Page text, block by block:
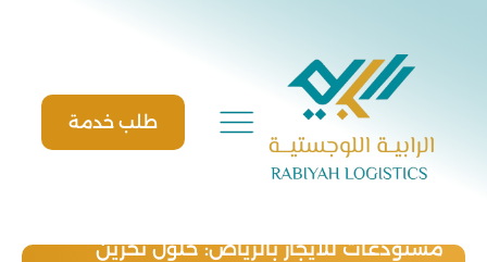
content
طلب خدمة
مستودعات للايجار بالرياض: حلول تخزين